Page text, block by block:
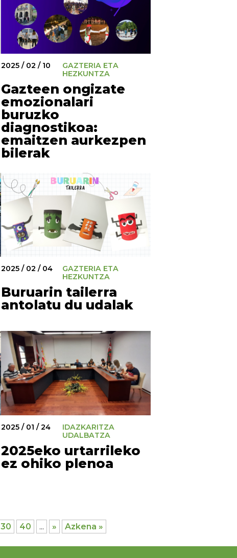
2025 / 02 / 10
GAZTERIA ETA
HEZKUNTZA
Gazteen ongizate
emozionalari
buruzko
diagnostikoa:
emaitzen aurkezpen
bilerak
2025 / 02 / 04
GAZTERIA ETA
HEZKUNTZA
Buruarin tailerra
antolatu du udalak
2025 / 01 / 24
IDAZKARITZA
UDALBATZA
2025eko urtarrileko
ez ohiko plenoa
30 40 ... » Azkena »